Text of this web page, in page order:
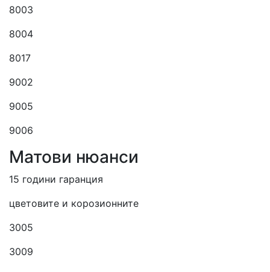
8003
8004
8017
9002
9005
9006
Матови нюанси
15 години гаранция
цветовите и корозионните
3005
3009